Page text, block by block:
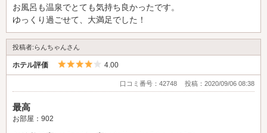
お風呂も温泉でとても気持ち良かったです。
ゆっくり過ごせて、大満足でした！
投稿者:らんちゃんさん
ホテル評価 5つ星のうち4
4.00
口コミ番号：42748 投稿：2020/09/06 08:38
最高
お部屋：902